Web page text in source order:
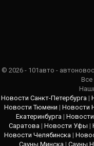
© 2026 - 101авто -
Все
Новости Санкт-Петербурга |
Новости Тюмени | Новости
Екатеринбурга |
Саратова | Новости Уфы |
Новости Челябинска |
Сауны Минска | Сауны